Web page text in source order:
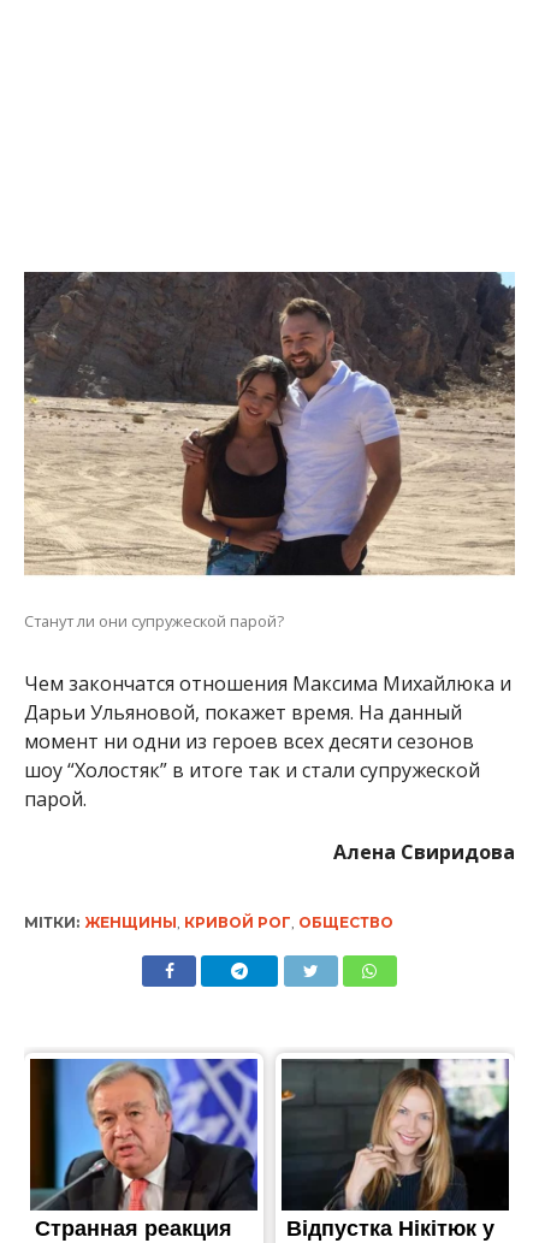
Станут ли они супружеской парой?
Чем закончатся отношения Максима Михайлюка и
Дарьи Ульяновой, покажет время. На данный
момент ни одни из героев всех десяти сезонов
шоу “Холостяк” в итоге так и стали супружеской
парой.
Алена Свиридова
МІТКИ: ЖЕНЩИНЫ КРИВОЙ РОГ ОБЩЕСТВО